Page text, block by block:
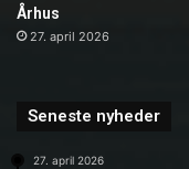
Århus
27. april 2026
Seneste nyheder
27. april 2026